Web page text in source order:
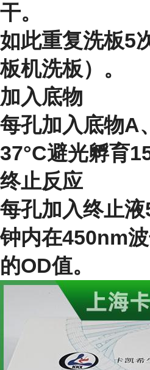
干。
如此重复洗板5
板机洗板）。
加入底物
每孔加入底物A
37°C避光孵育
终止反应
每孔加入终止
钟内在450nm
的OD值。